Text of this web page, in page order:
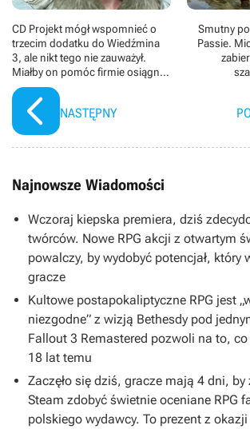
CD Projekt mógł wspomnieć o
trzecim dodatku do Wiedźmina
3, ale nikt tego nie zauważył.
Miałby on pomóc firmie osiągnąć
niezwykle ambitny cel
NASTĘPNY
Smutny
Passie.
Najnowsze Wiadomości
Wczoraj kiepska premiera, dziś
twórców. Nowe RPG akcji z otwartym
powalczy, by wydobyć potencjał, który
gracze
Kultowe postapokaliptyczne RPG jest
niezgodne” z wizją Bethesdy pod
Fallout 3 Remastered pozwoli na to, co
18 lat temu
Zaczęło się dziś, gracze mają 4 dni,
Steam zdobyć świetnie oceniane RPG
polskiego wydawcy. To prezent z